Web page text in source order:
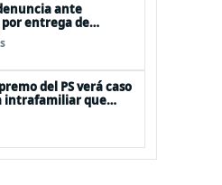
ante
entrega de
del Pdte Kast en
del PS verá caso
intrafamiliar que
Fidel Espinoza